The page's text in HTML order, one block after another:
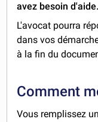
avez besoin d'aide.
L'avocat pourra
dans vos
à la fin du
Comment
Vous remplissez